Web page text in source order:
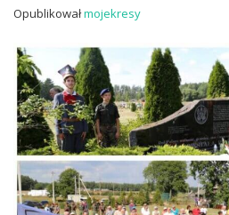
Opublikowałmojekresy